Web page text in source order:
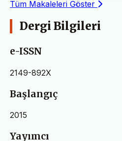
Tüm Makaleleri Göster
Dergi Bilgileri
e-ISSN
2149-892X
Başlangıç
2015
Yayımcı